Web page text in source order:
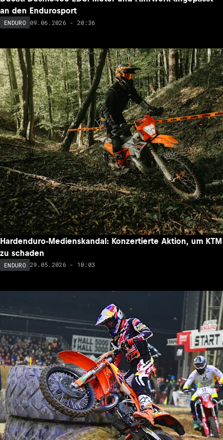
an den Endurosport
ENDURO 09.06.2026 - 20:36
Hardenduro-Medienskandal: Konzertierte Aktion, um KTM
zu schaden
ENDURO 29.05.2026 - 10:03